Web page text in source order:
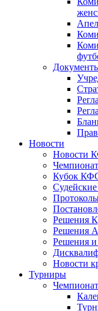
Новости
Новости
Кубок
Решения
Решения
Решения и
Новости
Турниры